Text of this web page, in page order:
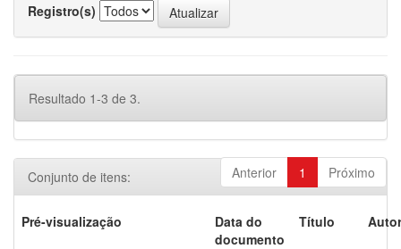
Registro(s)
Resultado 1-3 de 3.
Anterior 1 Próximo
Conjunto de itens:
Pré-visualização
Data do
documento
Título